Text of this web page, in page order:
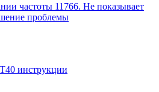
частоты 11766. Не показывает
проблемы
инструкции